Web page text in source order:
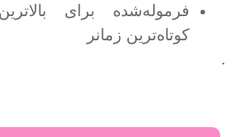
فرموله‌شده برای
کوتاه‌ترین زمانر
.